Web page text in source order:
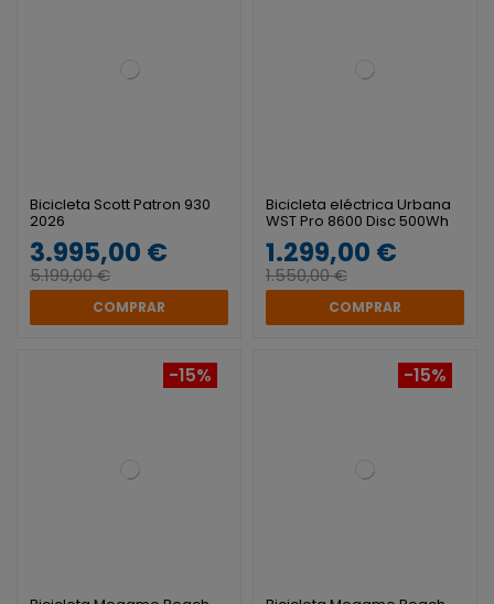
Bicicleta Scott Patron 930
2026
3.995,00 €
5.199,00 €
COMPRAR
Bicicleta eléctrica Urbana
WST Pro 8600 Disc 500Wh
1.299,00 €
1.550,00 €
COMPRAR
-15% -15%